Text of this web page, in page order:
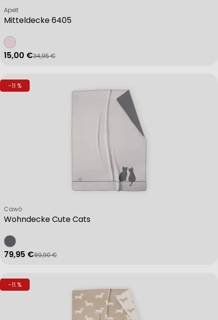
Mitteldecke 6405
Verkäufer:
Apelt
Verkaufspreis
15,00 €
Regulärer Preis
34,95 €
-11 %
Wohndecke Cute Cats
Verkäufer:
Cawö
Verkaufspreis
79,95 €
Regulärer Preis
89,90 €
-11 %